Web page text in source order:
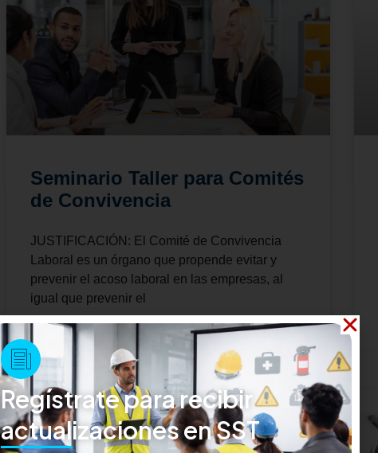
Seminario Taller para Comités
de Convivencia
JUSTIFICACIÓN: El Comité de Convivencia
Laboral es un órgano que propende evitar y
prevenir el acoso laboral en las empresas, al
igual que prevenir el
septiembre 6, 2018 12:13 pm
SERVICIOS ESPECIALIZADOS
Regístrate para recibir
actualizaciones en SST